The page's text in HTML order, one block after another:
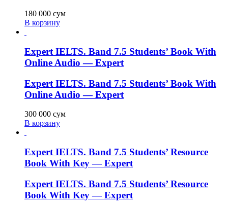
180 000 сум
В корзину
Expert IELTS. Band 7.5 Students’ Book With
Online Audio — Expert
Expert IELTS. Band 7.5 Students’ Book With
Online Audio — Expert
300 000 сум
В корзину
Expert IELTS. Band 7.5 Students’ Resource
Book With Key — Expert
Expert IELTS. Band 7.5 Students’ Resource
Book With Key — Expert